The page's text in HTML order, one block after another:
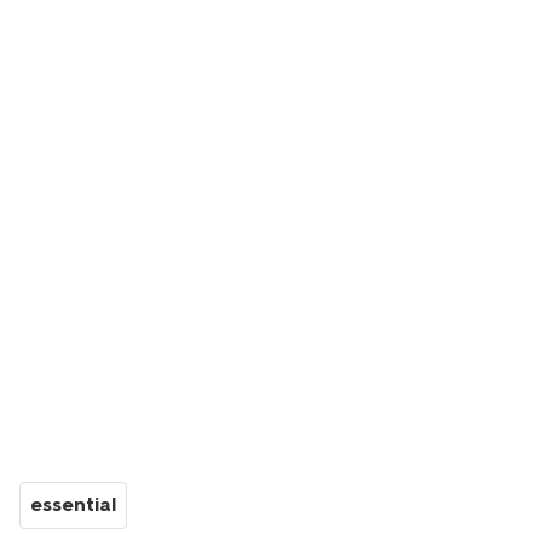
essential